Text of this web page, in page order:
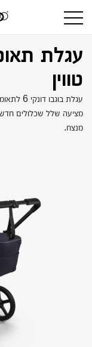
טווין
עגלת בוגבו דונקי 6 לתאומים – העגלה המודולארית הכי משפחתית שיש,
מציעה שלל שכלולים
מנצח.